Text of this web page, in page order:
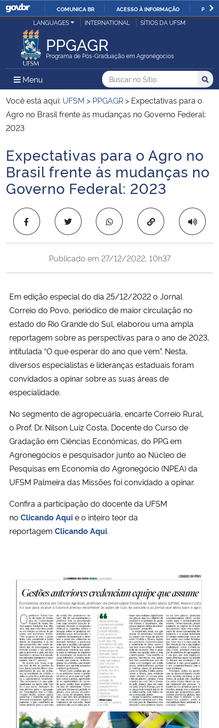
IR
COMUNICA BR ACESSO À INFORMAÇÃO
Ministério da Justiça e Segurança Pública
Ministério da Defesa
Ministério das Relações Exteriores
Ministério da Economia
Ministério da Infraestrutura
Ministério da Agricultura, Pecuária e Abastecimento
Ministério da Cidadania
Ministério do Turismo
Ministério do Desenvolvimento Regional
Ministério da Mulher, da Família e dos Direitos Humanos
Secretaria-Geral
Secretaria de Governo
Advocacia-Geral da União
Planalto
LANGUAGES INTERNATIONAL SÍTIOS DA UFSM
PPGAGR
Programa de Pós-Graduação em Agronégocios
Menu Menu Principal do Sítio
Busca
Buscar no no Sítio
Busca:
Você está aqui: UFSM > PPGAGR > Expectativas para o
Agro no Brasil frente às mudanças no Governo Federal:
2023
Início do conteúdo
Expectativas para o Agro no
Brasil frente às mudanças no
Governo Federal: 2023
Copiar para área
Publicado em 27/12/2022, 10h37
Em edição especial do dia 25/12/2022 o Jornal
Correio do Povo, periódico de maior circulação no
estado do Rio Grande do Sul, elaborou uma ampla
reportagem sobre as perspectivas para o ano de 2023,
intitulada “O que esperar do ano que vem”. Nesta,
diversos especialistas e lideranças estaduais foram
convidados a opinar sobre as suas áreas de
especialidade.
No segmento de agropecuária, encarte Correio Rural,
o Prof. Dr. Nilson Luiz Costa, Docente do Curso de
Gradação em Ciências Econômicas, do PPG em
Agronegócios e pesquisador junto ao Núcleo de
Pesquisas em Economia do Agronegócio (NPEA) da
UFSM Palmeira das Missões foi convidado a opinar.
Confira a participação do docente da UFSM
no Clicando Aquie o inteiro teor da
reportagem Clicando Aqui.